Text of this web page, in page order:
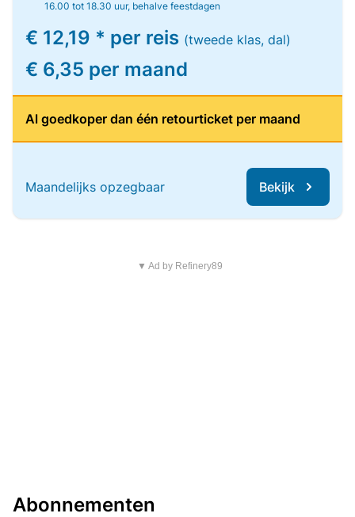
16.00 tot 18.30 uur, behalve feestdagen
€ 12,19 * per reis (tweede klas, dal)
€ 6,35 per maand
Al goedkoper dan één retourticket per maand
Maandelijks opzegbaar Bekijk
▼ Ad by Refinery89
Abonnementen